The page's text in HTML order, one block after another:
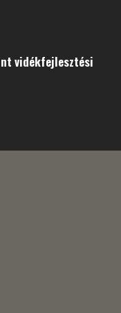
vidékfejlesztési